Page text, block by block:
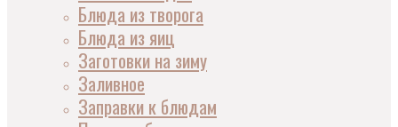
Блюда из творога
Блюда из яиц
Заготовки на зиму
Заливное
Заправки к блюдам